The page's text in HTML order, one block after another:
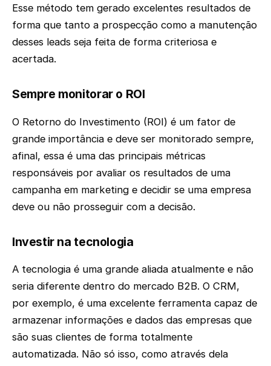
Esse método tem gerado excelentes resultados de
forma que tanto a prospecção como a manutenção
desses leads seja feita de forma criteriosa e
acertada.
Sempre monitorar o ROI
O Retorno do Investimento (ROI) é um fator de
grande importância e deve ser monitorado sempre,
afinal, essa é uma das principais métricas
responsáveis por avaliar os resultados de uma
campanha em marketing e decidir se uma empresa
deve ou não prosseguir com a decisão.
Investir na tecnologia
A tecnologia é uma grande aliada atualmente e não
seria diferente dentro do mercado B2B. O CRM,
por exemplo, é uma excelente ferramenta capaz de
armazenar informações e dados das empresas que
são suas clientes de forma totalmente
automatizada. Não só isso, como através dela